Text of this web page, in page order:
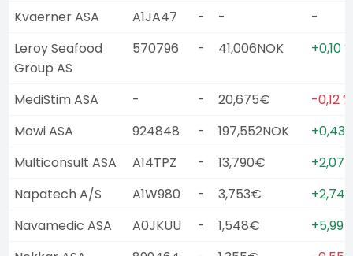
Kvaerner ASA A1JA47 - -
-
Leroy Seafood
Group AS
570796 - 41,006NOK +0,10 %
MediStim ASA - - 20,675€
-0,12 %
Mowi ASA
924848 - 197,552NOK
+0,43
Multiconsult ASA
A14TPZ - 13,790€
+2,07
Napatech A/S
A1W980 - 3,753€
+2,74
Navamedic ASA
A0JKUU - 1,548€
+5,99